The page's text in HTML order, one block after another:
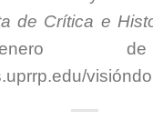
de Crítica e
de